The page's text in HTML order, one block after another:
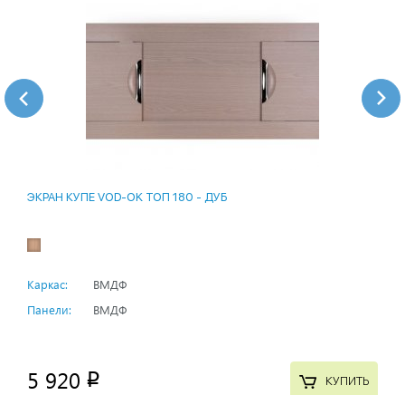
ЭКРАН КУПЕ VOD-OK ТОП 180 - ДУБ
Каркас:
ВМДФ
Панели:
ВМДФ
5 920 p КУПИТЬ